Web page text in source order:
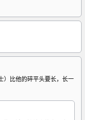
）比他的碎平头要长，长一